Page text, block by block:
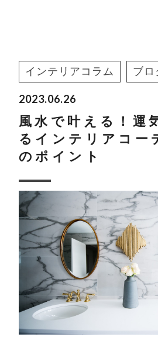
インテリアコラム ブロ
2023.06.26
風水で叶える！運
るインテリアコー
のポイント